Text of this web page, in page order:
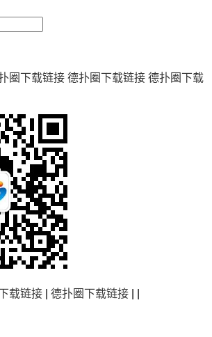
圈下载链接 德扑圈下载链接 德扑圈下载
载链接 德扑圈下载链接